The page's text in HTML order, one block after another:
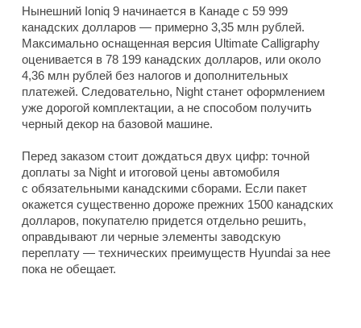
Нынешний Ioniq 9 начинается в Канаде с 59 999
канадских долларов — примерно 3,35 млн рублей.
Максимально оснащенная версия Ultimate Calligraphy
оценивается в 78 199 канадских долларов, или около
4,36 млн рублей без налогов и дополнительных
платежей. Следовательно, Night станет оформлением
уже дорогой комплектации, а не способом получить
черный декор на базовой машине.
Перед заказом стоит дождаться двух цифр: точной
доплаты за Night и итоговой цены автомобиля
с обязательными канадскими сборами. Если пакет
окажется существенно дороже прежних 1500 канадских
долларов, покупателю придется отдельно решить,
оправдывают ли черные элементы заводскую
переплату — технических преимуществ Hyundai за нее
пока не обещает.